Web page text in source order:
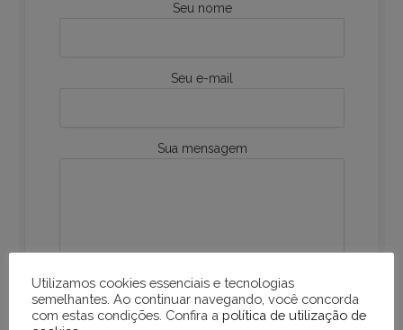
Seu nome
Seu e-mail
Sua mensagem
Utilizamos cookies essenciais e tecnologias
semelhantes. Ao continuar navegando, você concorda
com estas condições. Confira a política de utilização de